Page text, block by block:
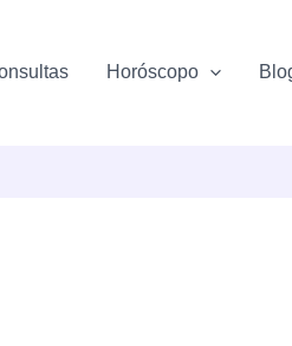
Horóscopo